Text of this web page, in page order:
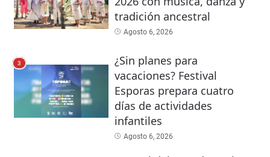
tradición ancestral
Agosto 6, 2026
3
¿Sin planes para
vacaciones? Festival
Esporas prepara cuatro
días de actividades
infantiles
Agosto 6, 2026